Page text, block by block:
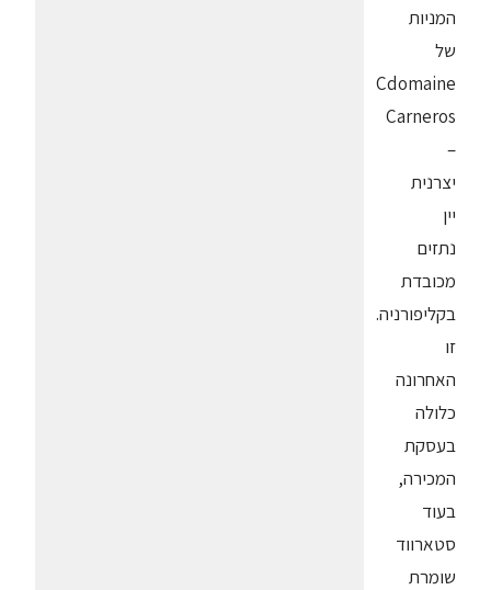
המניות
של
Cdomaine
Carneros
–
יצרנית
יין
נתזים
מכובדת
בקליפורניה.
זו
האחרונה
כלולה
בעסקת
המכירה,
בעוד
סטארווד
שומרת